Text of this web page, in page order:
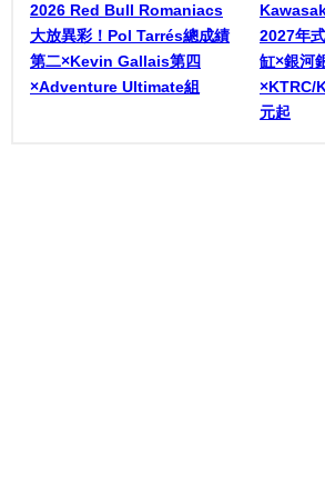
2026 Red Bull Romaniacs
大放異彩！Pol Tarrés總成績
第二×Kevin Gallais第四
×Adventure Ultimate組
2027年
缸×銀河
×KTRC/
元起